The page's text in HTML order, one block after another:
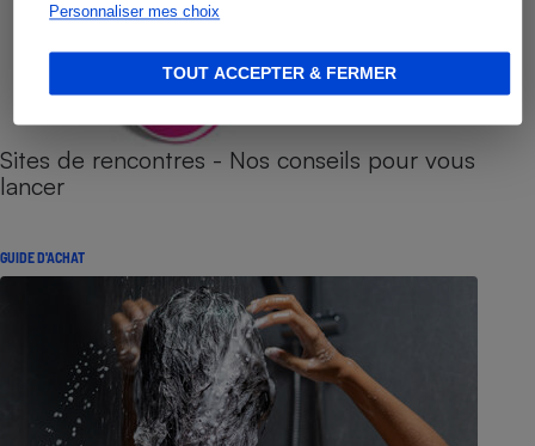
Personnaliser mes choix
TOUT ACCEPTER & FERMER
Sites de rencontres - Nos conseils pour vous
lancer
GUIDE D'ACHAT